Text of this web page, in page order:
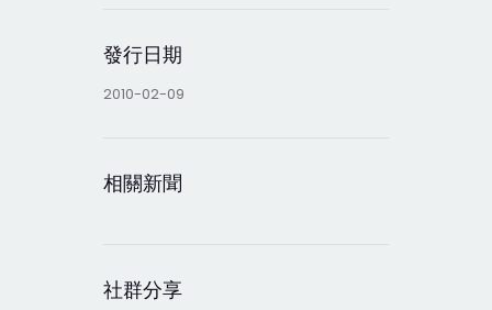
發行日期
2010-02-09
相關新聞
社群分享